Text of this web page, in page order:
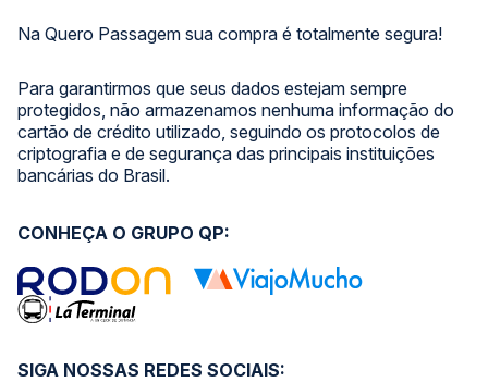
Na Quero Passagem sua compra é totalmente segura!
Para garantirmos que seus dados estejam sempre
protegidos, não armazenamos nenhuma informação do
cartão de crédito utilizado, seguindo os protocolos de
criptografia e de segurança das principais instituições
bancárias do Brasil.
SIGA NOSSAS REDES SOCIAIS:
CONHEÇA O GRUPO QP: